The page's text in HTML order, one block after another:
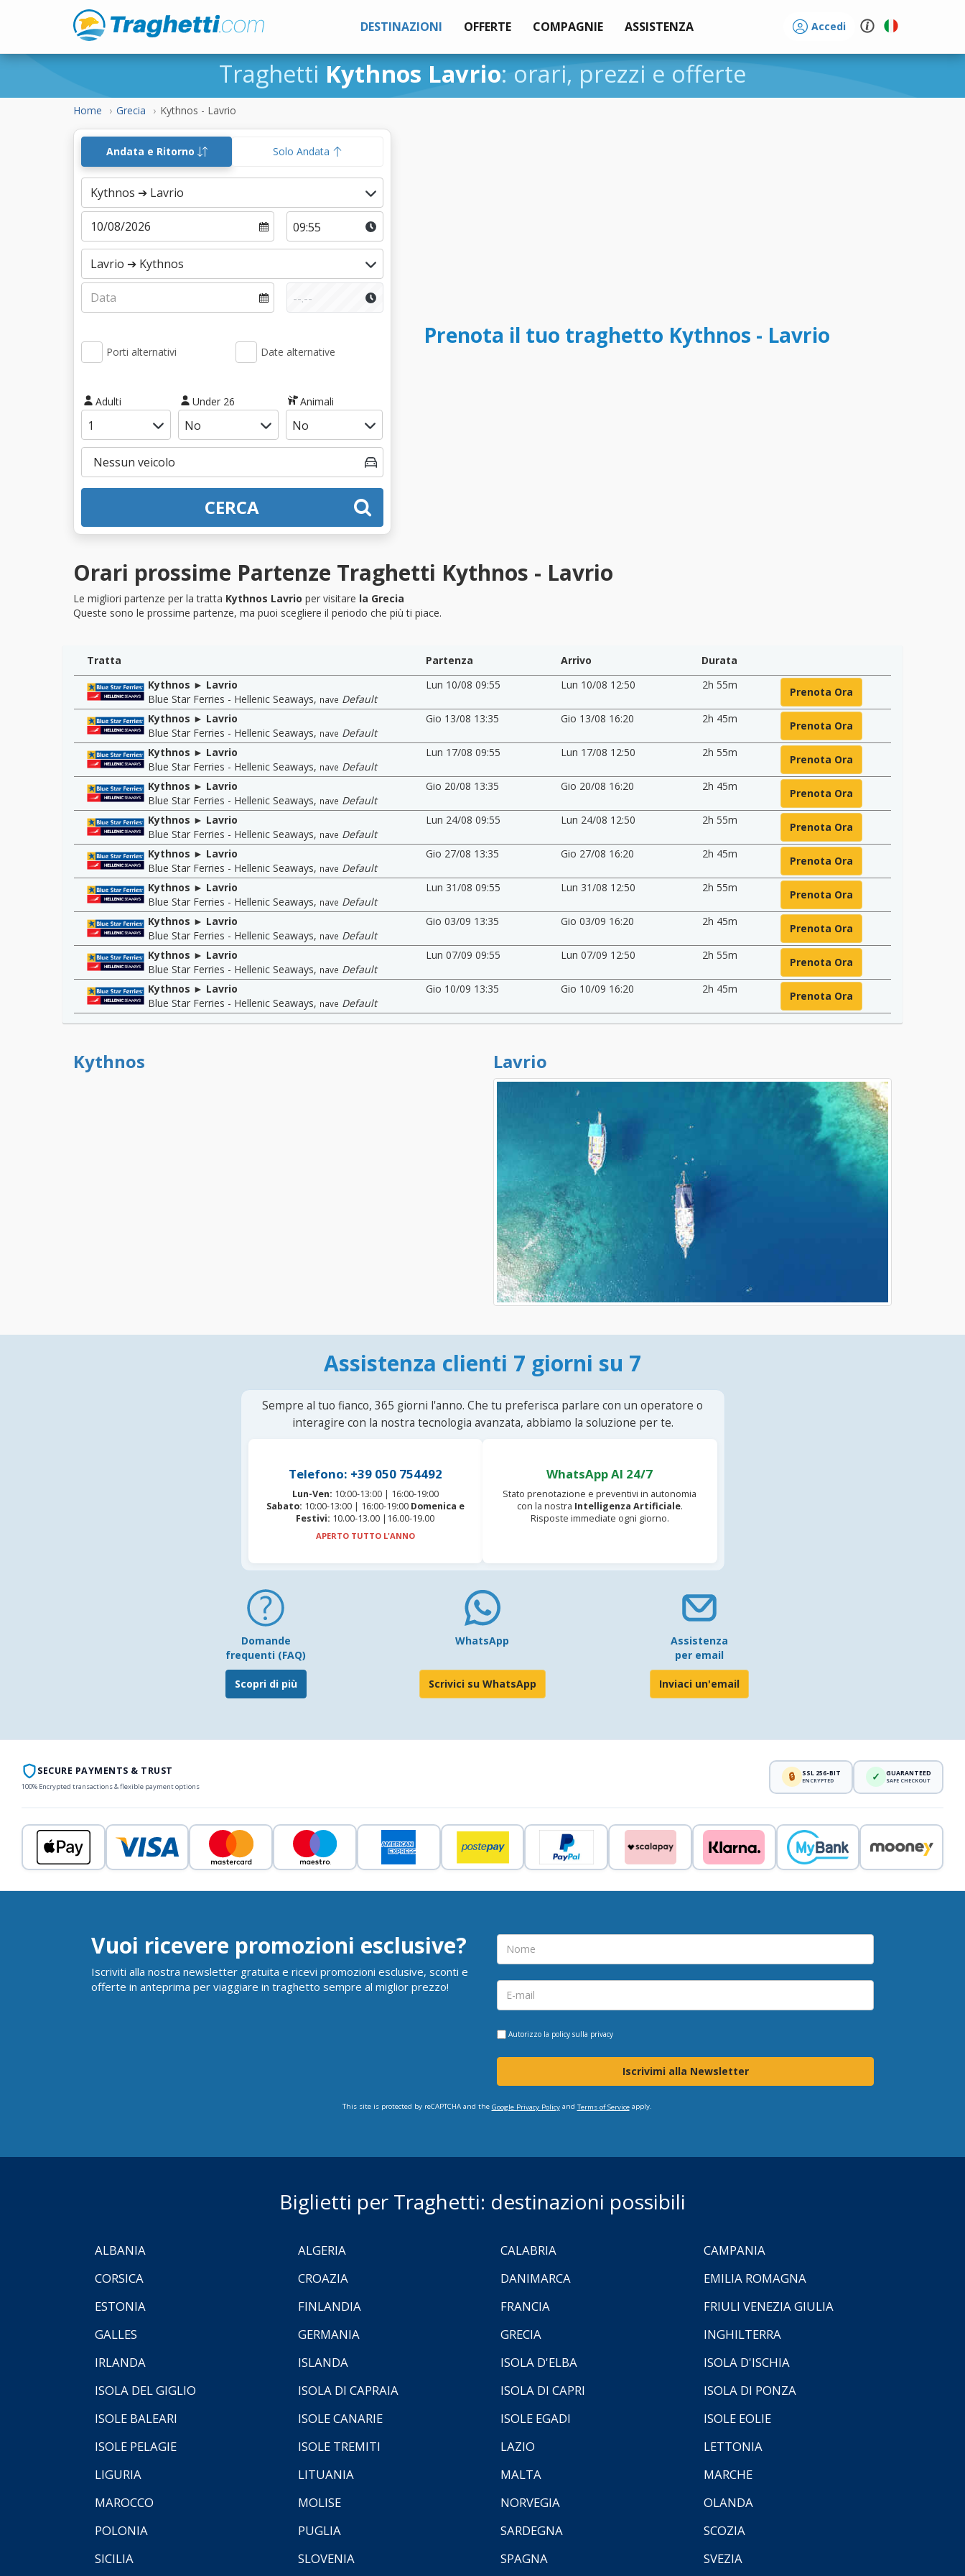
DESTINAZIONI OFFERTE COMPAGNIE ASSISTENZA Accedi
Traghetti Kythnos Lavrio: orari, prezzi e offerte
Home Grecia Kythnos - Lavrio
Andata e Ritorno Solo Andata
Porti alternativi Date alternative
Adulti Under 26 Animali
CERCA
Prenota il tuo traghetto Kythnos - Lavrio
Orari prossime Partenze Traghetti Kythnos - Lavrio
Le migliori partenze per la tratta Kythnos Lavrio per visitare la Grecia
Queste sono le prossime partenze, ma puoi scegliere il periodo che più ti piace.
Tratta Partenza Arrivo
Durata
Kythnos ► Lavrio
Blue Star Ferries - Hellenic Seaways, nave Default
Lun 10/08 09:55 Lun 10/08 12:50 2h 55m
Prenota Ora
Kythnos ► Lavrio
Blue Star Ferries - Hellenic Seaways, nave Default
Gio 13/08 13:35 Gio 13/08 16:20 2h 45m
Prenota Ora
Kythnos ► Lavrio
Blue Star Ferries - Hellenic Seaways, nave Default
Lun 17/08 09:55 Lun 17/08 12:50 2h 55m
Prenota Ora
Kythnos ► Lavrio
Blue Star Ferries - Hellenic Seaways, nave Default
Gio 20/08 13:35 Gio 20/08 16:20 2h 45m
Prenota Ora
Kythnos ► Lavrio
Blue Star Ferries - Hellenic Seaways, nave Default
Lun 24/08 09:55 Lun 24/08 12:50 2h 55m
Prenota Ora
Kythnos ► Lavrio
Blue Star Ferries - Hellenic Seaways, nave Default
Gio 27/08 13:35 Gio 27/08 16:20 2h 45m
Prenota Ora
Kythnos ► Lavrio
Blue Star Ferries - Hellenic Seaways, nave Default
Lun 31/08 09:55 Lun 31/08 12:50 2h 55m
Prenota Ora
Kythnos ► Lavrio
Blue Star Ferries - Hellenic Seaways, nave Default
Gio 03/09 13:35 Gio 03/09 16:20 2h 45m
Prenota Ora
Kythnos ► Lavrio
Blue Star Ferries - Hellenic Seaways, nave Default
Lun 07/09 09:55 Lun 07/09 12:50 2h 55m
Prenota Ora
Kythnos ► Lavrio
Blue Star Ferries - Hellenic Seaways, nave Default
Gio 10/09 13:35 Gio 10/09 16:20 2h 45m
Prenota Ora
Kythnos Lavrio
Assistenza clienti 7 giorni su 7
Sempre al tuo fianco, 365 giorni l'anno. Che tu preferisca parlare con un operatore o
interagire con la nostra tecnologia avanzata, abbiamo la soluzione per te.
Telefono: +39 050 754492
Lun-Ven: 10:00-13:00 | 16:00-19:00
Sabato: 10:00-13:00 | 16:00-19:00 Domenica e
Festivi: 10.00-13.00 |16.00-19.00
APERTO TUTTO L'ANNO
WhatsApp AI 24/7
Stato prenotazione e preventivi in autonomia
con la nostra Intelligenza Artificiale.
Risposte immediate ogni giorno.
Domande
frequenti (FAQ)
Scopri di più
WhatsApp
Scrivici su WhatsApp
Assistenza
per email
Inviaci un'email
SECURE PAYMENTS & TRUST
100% Encrypted transactions & flexible payment options
🔒 SSL 256-BIT
ENCRYPTED ✓ GUARANTEED
SAFE CHECKOUT
Vuoi ricevere promozioni esclusive?
Iscriviti alla nostra newsletter gratuita e ricevi promozioni esclusive, sconti e
offerte in anteprima per viaggiare in traghetto sempre al miglior prezzo!
Autorizzo la policy sulla privacy
Iscrivimi alla Newsletter
This site is protected by reCAPTCHA and the Google Privacy Policyand Terms of Serviceapply.
Biglietti per Traghetti: destinazioni possibili
ALBANIA ALGERIA CALABRIA
CAMPANIA
CORSICA
CROAZIA DANIMARCA
EMILIA ROMAGNA
ESTONIA
FINLANDIA FRANCIA
FRIULI VENEZIA GIULIA
GALLES
GERMANIA GRECIA
INGHILTERRA
IRLANDA
ISLANDA ISOLA D'ELBA
ISOLA D'ISCHIA
ISOLA DEL GIGLIO
ISOLA DI CAPRAIA ISOLA DI CAPRI
ISOLA DI PONZA
ISOLE BALEARI
ISOLE CANARIE ISOLE EGADI
ISOLE EOLIE
ISOLE PELAGIE
ISOLE TREMITI LAZIO
LETTONIA
LIGURIA
LITUANIA MALTA
MARCHE
MAROCCO
MOLISE NORVEGIA
OLANDA
POLONIA
PUGLIA SARDEGNA
SCOZIA
SICILIA
SLOVENIA SPAGNA SVEZIA